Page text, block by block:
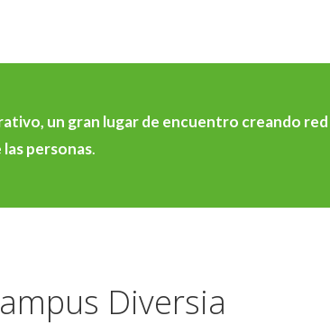
un gran lugar de encuentro creando
las personas.
Diversia